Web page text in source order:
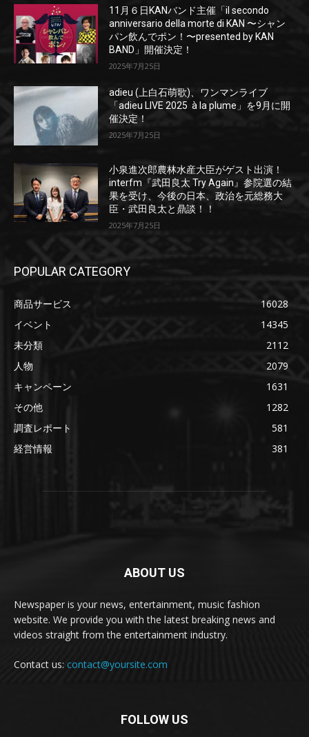
11月６日KANバンド主催「il secondo
anniversario della morte di KAN 〜シャン
パン飲んでポン！〜presented by KAN
BAND」開催決定！
2025年7月25日
adieu (上白石萌歌)、ワンマンライブ
「adieu LIVE 2025 à la plume」を9月に開
催決定！
2025年7月25日
小泉進次郎農林水産大臣がゲスト出演！
interfm『武田良太 Try Again』参院選の結
果を受け、今後の日本、政治を元総務大
臣・武田良太と鼎談！！
2025年7月25日
POPULAR CATEGORY
商品サービス
16028
イベント
14345
未分類
2112
人物
2079
キャンペーン
1631
その他
1282
調査レポート
581
経営情報
381
ABOUT US
Newspaper is your news, entertainment, music fashion
website. We provide you with the latest breaking news and
videos straight from the entertainment industry.
Contact us: contact@yoursite.com
FOLLOW US